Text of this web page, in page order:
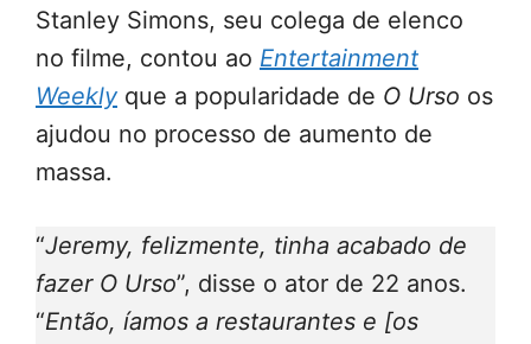
Stanley Simons, seu colega de elenco
no filme, contou ao Entertainment
Weeklyque a popularidade de O Urso os
ajudou no processo de aumento de
massa.
“Jeremy, felizmente, tinha acabado de
fazer O Urso”, disse o ator de 22 anos.
“Então, íamos a restaurantes e [os